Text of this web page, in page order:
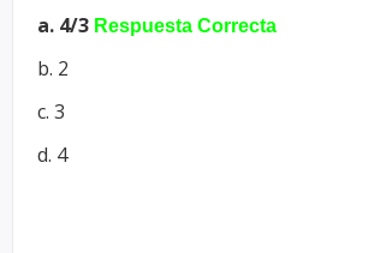
a. 4/3 Respuesta Correcta
b. 2
c. 3
d. 4